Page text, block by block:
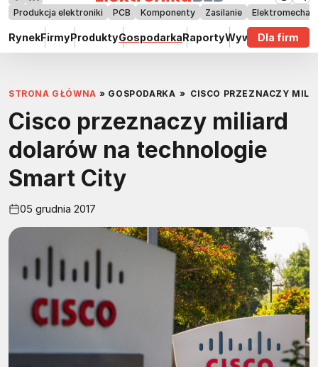
Produkcja elektroniki PCB Komponenty Zasilanie
RynekFirmyProduktyGospodarkaRaportyWywiadyDla firm
STRONA GŁÓWNA » GOSPODARKA » CISCO PRZEZNACZY
Cisco przeznaczy miliard
dolarów na technologie
Smart City
05 grudnia 2017